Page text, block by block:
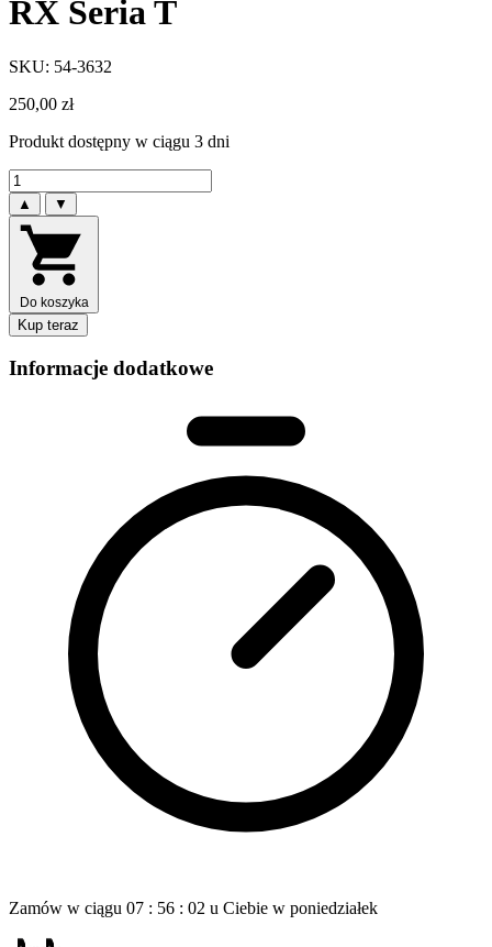
RX Seria T
SKU: 54-3632
250,00 zł
Produkt dostępny w ciągu 3 dni
▲ ▼
Do koszyka
Kup teraz
Informacje dodatkowe
Zamów w ciągu 07 : 56 : 01 u Ciebie w poniedziałek